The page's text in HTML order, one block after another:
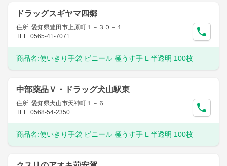
ドラッグスギヤマ四郷
住所: 愛知県豊田市上原町１－３０－１
TEL: 0565-41-7071
商品名:使いきり手袋 ビニール 極うす手 L 半透明 100枚
中部薬品Ｖ・ドラッグ犬山駅東
住所: 愛知県犬山市天神町１－６
TEL: 0568-54-2350
商品名:使いきり手袋 ビニール 極うす手 L 半透明 100枚